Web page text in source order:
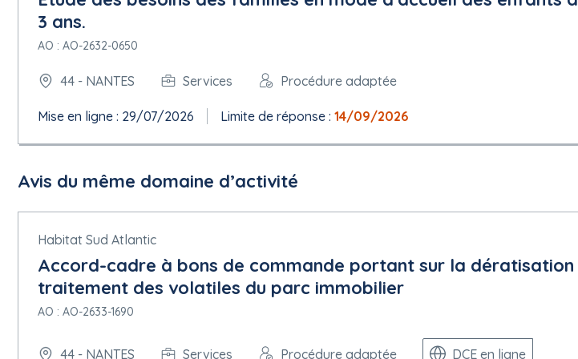
Date limite de réception des offres :
29/06/2026 à 12:00
Date limite de validité de l'offre : 180 Jour
Le marché doit être exécuté dans le cadre de programmes d'emplois protégés : Non
La commande en ligne sera utilisée : non
Accord-cadre :
Accord-cadre, sans remise en concurrence
Informations sur le système d'acquisition dynamique :
Pas de système d'acquisition dynamique
5.1.16 Informations complémentaires, médiation et réexamen
Organisation chargée des procédures de recours : Tribunal judiciaire de Rennes
Informations relatives aux délais de recours : Les recours pouvant être exercés sont les référés
3 ans.
AO : AO-2632-0650
44 - NANTES Services Procédure adaptée
Mise en ligne : 29/07/2026 Limite de réponse : 14/09/2026
Avis du même domaine d’activité
Habitat Sud Atlantic
Accord-cadre à bons de commande portant sur la
traitement des volatiles du parc immobilier
AO : AO-2633-1690
44 - NANTES Services Procédure adaptée DCE en ligne